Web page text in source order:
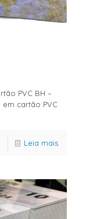
PVC BH –
em cartão PVC
Leia mais